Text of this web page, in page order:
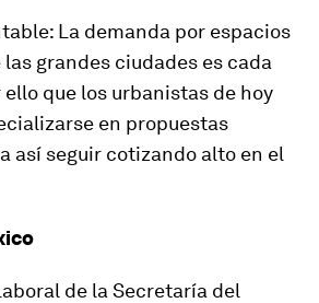
La demanda por espacios
grandes ciudades es cada
ello que los urbanistas de hoy
en propuestas
así seguir cotizando alto en el
de la Secretaría del